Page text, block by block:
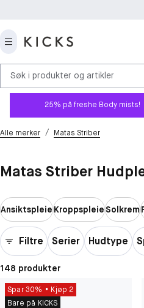
Søk i produkter og artikler
25% på freshe Body mists!
Alle merker / Matas Striber
Matas Striber
AnsiktspleieKroppspleieSolkrem
Filtre Serier Hudtype
148 produkter
Spar 30%
Kjøp 2
Bare på KICKS